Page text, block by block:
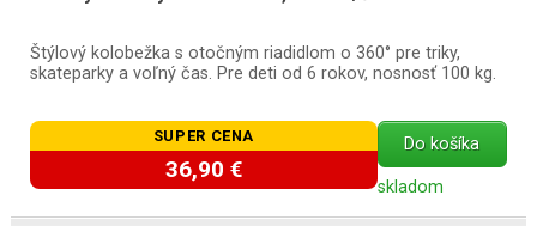
Štýlový kolobežka s otočným riadidlom o 360° pre triky,
skateparky a voľný čas. Pre deti od 6 rokov, nosnosť 100 kg.
SUPER CENA
36,90 €
Do košíka
skladom